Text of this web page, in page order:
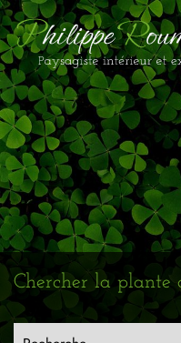
Chercher la plante